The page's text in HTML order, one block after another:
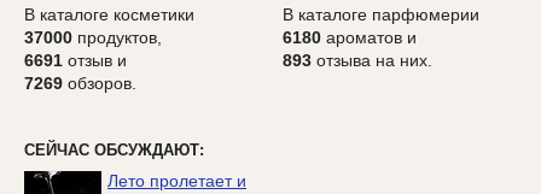
В каталоге косметики
37000 продуктов,
6691 отзыв и
7269 обзоров.
В каталоге парфюмерии
6180 ароматов и
893 отзыва на них.
СЕЙЧАС ОБСУЖДАЮТ:
Лето пролетает и